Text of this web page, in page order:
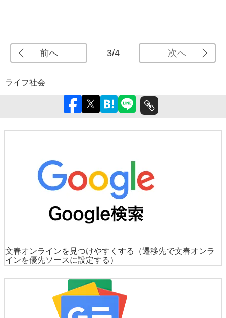
前へ 3/4 次へ
ライフ社会
文春オンラインを見つけやすくする
（遷移先で文春オンラ
インを優先ソースに設定する）